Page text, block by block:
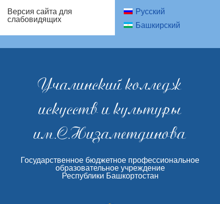
Версия сайта для
слабовидящих
Русский
Башкирский
Учалинский колледж
искусств и культуры
им.С.Низаметдинова
Государственное бюджетное профессиональное
образовательное учреждение
Республики Башкортостан